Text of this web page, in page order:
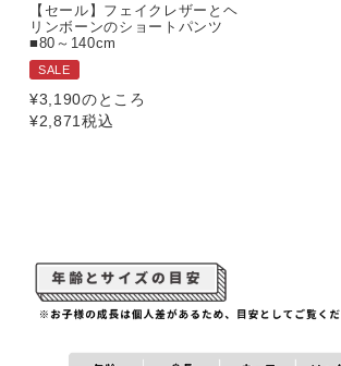
【セール】フェイクレザーとヘ
リンボーンのショートパンツ
■80～140cm
SALE
¥3,190のところ
¥2,871 税込